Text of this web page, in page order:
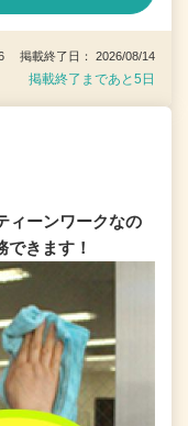
掲載終了日： 2026/08/14
掲載終了まであと5日
ィーンワークなの
きます！